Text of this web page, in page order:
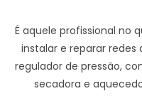
É aquele profissional no
instalar e reparar redes
regulador de pressão,
secadora e